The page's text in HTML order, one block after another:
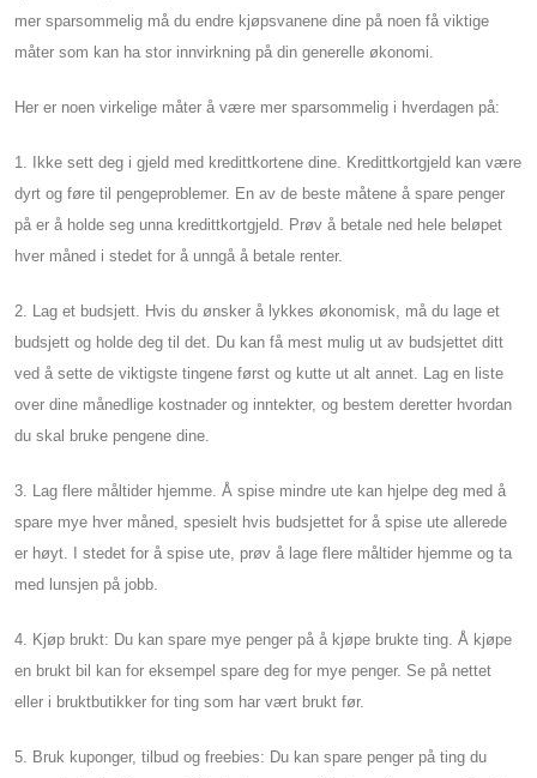
mer sparsommelig må du endre kjøpsvanene dine på noen få viktige
måter som kan ha stor innvirkning på din generelle økonomi.
Her er noen virkelige måter å være mer sparsommelig i hverdagen på:
1. Ikke sett deg i gjeld med kredittkortene dine. Kredittkortgjeld kan være
dyrt og føre til pengeproblemer. En av de beste måtene å spare penger
på er å holde seg unna kredittkortgjeld. Prøv å betale ned hele beløpet
hver måned i stedet for å unngå å betale renter.
2. Lag et budsjett. Hvis du ønsker å lykkes økonomisk, må du lage et
budsjett og holde deg til det. Du kan få mest mulig ut av budsjettet ditt
ved å sette de viktigste tingene først og kutte ut alt annet. Lag en liste
over dine månedlige kostnader og inntekter, og bestem deretter hvordan
du skal bruke pengene dine.
3. Lag flere måltider hjemme. Å spise mindre ute kan hjelpe deg med å
spare mye hver måned, spesielt hvis budsjettet for å spise ute allerede
er høyt. I stedet for å spise ute, prøv å lage flere måltider hjemme og ta
med lunsjen på jobb.
4. Kjøp brukt: Du kan spare mye penger på å kjøpe brukte ting. Å kjøpe
en brukt bil kan for eksempel spare deg for mye penger. Se på nettet
eller i bruktbutikker for ting som har vært brukt før.
5. Bruk kuponger, tilbud og freebies: Du kan spare penger på ting du